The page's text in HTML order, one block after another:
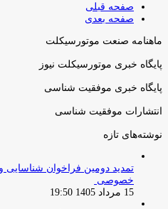
صفحه قبلی
صفحه بعدی
ماهنامه صنعت موتورسیکلت
پایگاه خبری موتورسیکلت نیوز
پایگاه خبری موفقیت شناسی
انتشارات موفقیت شناسی
نوشته‌های تازه
تمدید دومین فراخوان
خصوصی
15 مرداد 1405 19:50